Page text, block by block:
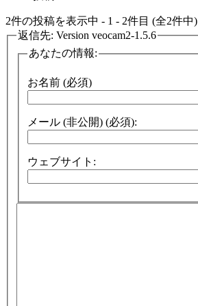
2件の投稿を表示中 - 1 - 2件目 (全2件中)
返信先: Version veocam2-1.5.6
あなたの情報:
お名前 (必須)
メール (非公開) (必須):
ウェブサイト: